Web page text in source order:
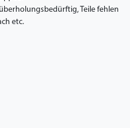
Teile fehlen
etc.